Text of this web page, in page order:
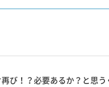
び！？必要あるか？と思